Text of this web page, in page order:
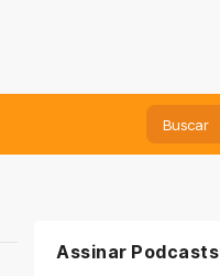
Assinar Podcasts